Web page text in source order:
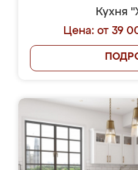
Кухня
Цена: от 39